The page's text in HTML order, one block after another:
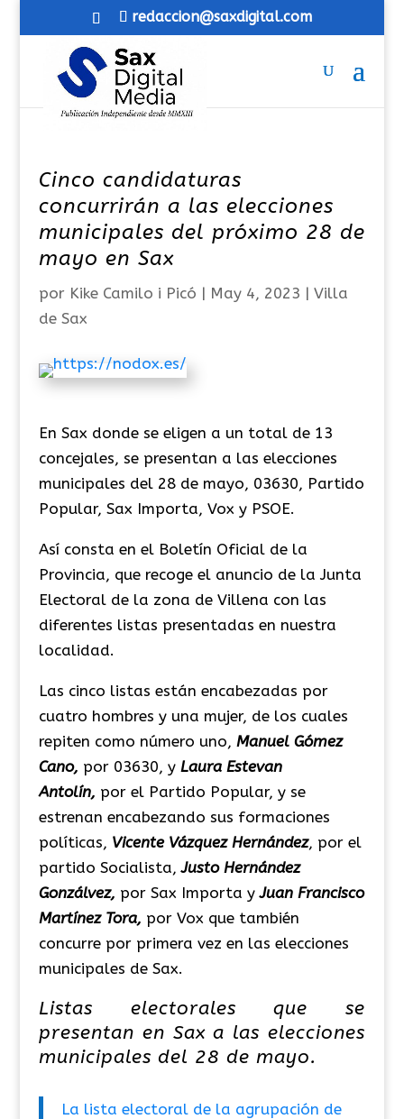
redaccion@saxdigital.com
Cinco candidaturas
concurrirán a las elecciones
municipales del próximo 28 de
mayo en Sax
por Kike Camilo i Picó | May 4, 2023 | Villa
de Sax
En Sax donde se eligen a un total de 13
concejales, se presentan a las elecciones
municipales del 28 de mayo, 03630, Partido
Popular, Sax Importa, Vox y PSOE.
Así consta en el Boletín Oficial de la
Provincia, que recoge el anuncio de la Junta
Electoral de la zona de Villena con las
diferentes listas presentadas en nuestra
localidad.
Las cinco listas están encabezadas por
cuatro hombres y una mujer, de los cuales
repiten como número uno, Manuel Gómez
Cano, por 03630, y Laura Estevan
Antolín, por el Partido Popular, y se
estrenan encabezando sus formaciones
políticas, Vicente Vázquez Hernández, por el
partido Socialista,Justo Hernández
Gonzálvez, por Sax Importa yJuan Francisco
Martínez Tora, por Vox que también
concurre por primera vez en las elecciones
municipales de Sax.
Listas electorales que se
presentan en Sax a las elecciones
municipales del 28 de mayo.
La lista electoral de la agrupación de